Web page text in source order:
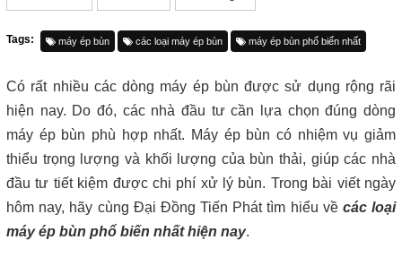
Tags: máy ép bùn các loại máy ép bùn máy ép bùn phổ biến nhất
Có rất nhiều các dòng máy ép bùn được sử dụng rộng rãi
hiện nay. Do đó, các nhà đầu tư cần lựa chọn đúng dòng
máy ép bùn phù hợp nhất. Máy ép bùn có nhiệm vụ giảm
thiểu trọng lượng và khối lượng của bùn thải, giúp các nhà
đầu tư tiết kiệm được chi phí xử lý bùn. Trong bài viết ngày
hôm nay, hãy cùng Đại Đồng Tiến Phát tìm hiểu về các loại
máy ép bùn phổ biến nhất hiện nay.